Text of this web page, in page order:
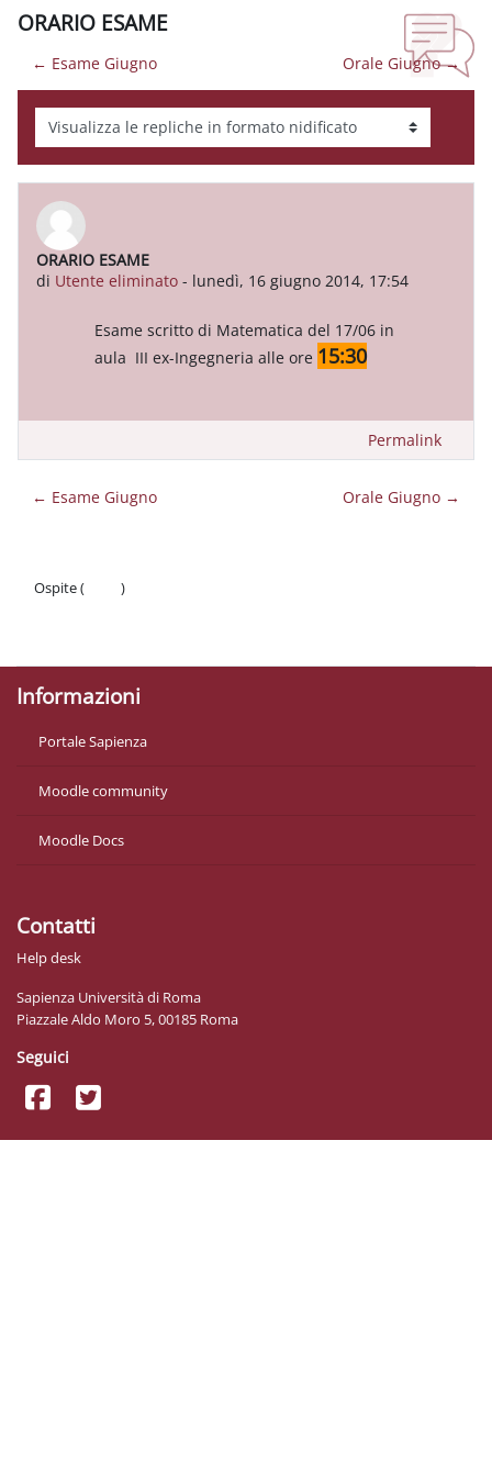
ORARIO ESAME
← Esame Giugno Orale Giugno →
Modalità visualizzazione
ORARIO ESAME
di Utente eliminato - lunedì, 16 giugno 2014, 17:54
Numero di risposte: 0
Esame scritto di Matematica del 17/06 in
aula III ex-Ingegneria alle ore 15:30
Permalink
← Esame Giugno Orale Giugno →
Ospite (
)
Informazioni
Portale Sapienza
Moodle community
Moodle Docs
Contatti
Help desk
Sapienza Università di Roma
Piazzale Aldo Moro 5, 00185 Roma
Seguici